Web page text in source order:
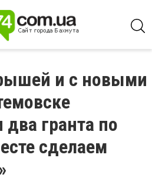
и с новыми
два гранта по
сделаем